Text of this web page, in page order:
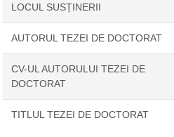
LOCUL SUSȚINERII
AUTORUL TEZEI DE DOCTORAT
CV-UL AUTORULUI TEZEI DE
DOCTORAT
TITLUL TEZEI DE DOCTORAT